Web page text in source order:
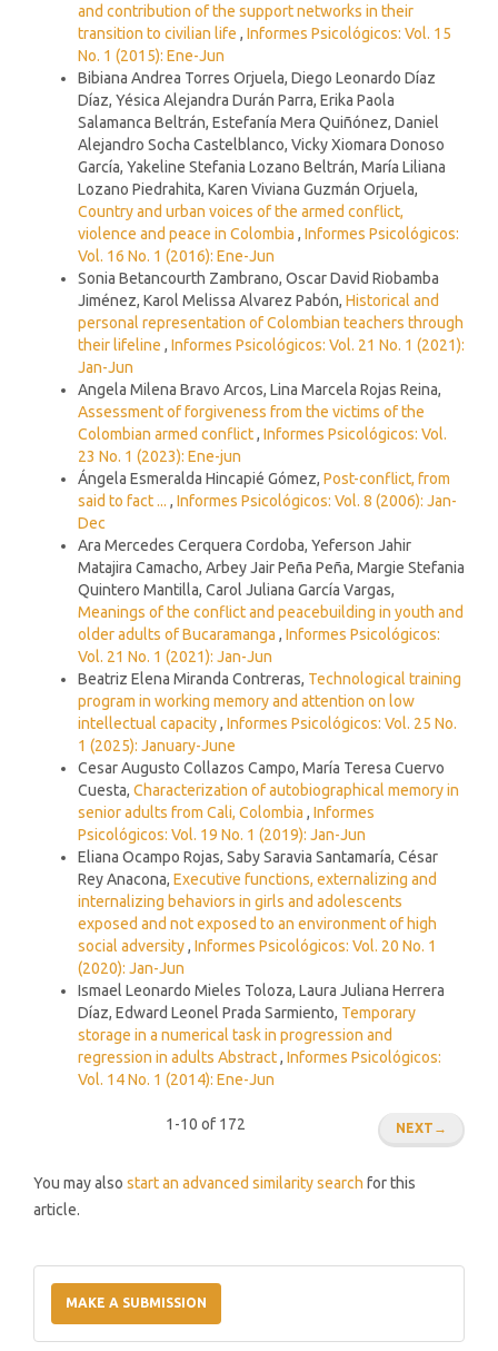
and contribution of the support networks in their
transition to civilian life , Informes Psicológicos: Vol. 15
No. 1 (2015): Ene-Jun
Bibiana Andrea Torres Orjuela, Diego Leonardo Díaz
Díaz, Yésica Alejandra Durán Parra, Erika Paola
Salamanca Beltrán, Estefanía Mera Quiñónez, Daniel
Alejandro Socha Castelblanco, Vicky Xiomara Donoso
García, Yakeline Stefania Lozano Beltrán, María Liliana
Lozano Piedrahita, Karen Viviana Guzmán Orjuela,
Country and urban voices of the armed conflict,
violence and peace in Colombia , Informes Psicológicos:
Vol. 16 No. 1 (2016): Ene-Jun
Sonia Betancourth Zambrano, Oscar David Riobamba
Jiménez, Karol Melissa Alvarez Pabón, Historical and
personal representation of Colombian teachers through
their lifeline , Informes Psicológicos: Vol. 21 No. 1 (2021):
Jan-Jun
Angela Milena Bravo Arcos, Lina Marcela Rojas Reina,
Assessment of forgiveness from the victims of the
Colombian armed conflict, Informes Psicológicos: Vol.
23 No. 1 (2023): Ene-jun
Ángela Esmeralda Hincapié Gómez, Post-conflict, from
said to fact ... , Informes Psicológicos: Vol. 8 (2006): Jan-
Dec
Ara Mercedes Cerquera Cordoba, Yeferson Jahir
Matajira Camacho, Arbey Jair Peña Peña, Margie Stefania
Quintero Mantilla, Carol Juliana García Vargas,
Meanings of the conflict and peacebuilding in youth and
older adults of Bucaramanga , Informes Psicológicos:
Vol. 21 No. 1 (2021): Jan-Jun
Beatriz Elena Miranda Contreras, Technological training
program in working memory and attention on low
intellectual capacity, Informes Psicológicos: Vol. 25 No.
1 (2025): January-June
Cesar Augusto Collazos Campo, María Teresa Cuervo
Cuesta, Characterization of autobiographical memory in
senior adults from Cali, Colombia , Informes
Psicológicos: Vol. 19 No. 1 (2019): Jan-Jun
Eliana Ocampo Rojas, Saby Saravia Santamaría, César
Rey Anacona, Executive functions, externalizing and
internalizing behaviors in girls and adolescents
exposed and not exposed to an environment of high
social adversity, Informes Psicológicos: Vol. 20 No. 1
(2020): Jan-Jun
Ismael Leonardo Mieles Toloza, Laura Juliana Herrera
Díaz, Edward Leonel Prada Sarmiento, Temporary
storage in a numerical task in progression and
regression in adults Abstract, Informes Psicológicos:
Vol. 14 No. 1 (2014): Ene-Jun
1-10 of 172 NEXT →
You may also start an advanced similarity search for this
article.
a
Submission
MAKE A SUBMISSION